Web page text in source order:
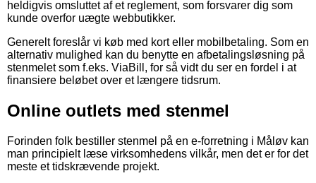
heldigvis omsluttet af et reglement, som forsvarer dig som
kunde overfor uægte webbutikker.
Generelt foreslår vi køb med kort eller mobilbetaling. Som en
alternativ mulighed kan du benytte en afbetalingsløsning på
stenmelet som f.eks. ViaBill, for så vidt du ser en fordel i at
finansiere beløbet over et længere tidsrum.
Online outlets med stenmel
Forinden folk bestiller stenmel på en e-forretning i Måløv kan
man principielt læse virksomhedens vilkår, men det er for det
meste et tidskrævende projekt.